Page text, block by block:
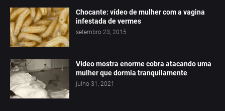
Chocante: vídeo de mulher com a vagina
infestada de vermes
setembro 23, 2015
Vídeo mostra enorme cobra atacando uma
mulher que dormia tranquilamente
julho 31, 2021